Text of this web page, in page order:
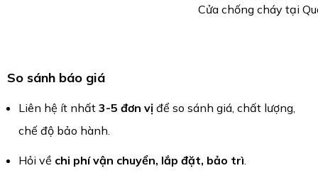
Cửa chống cháy tại
So sánh báo giá
Liên hệ ít nhất 3-5 đơn vịđể so sánh giá, chất lượng,
chế độ bảo hành.
Hỏi về chi phí vận chuyển, lắp đặt, bảo trì.